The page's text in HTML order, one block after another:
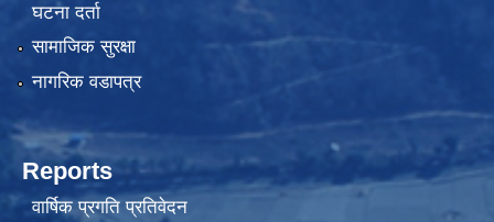
घटना दर्ता
सामाजिक सुरक्षा
नागरिक वडापत्र
Reports
वार्षिक प्रगति प्रतिवेदन